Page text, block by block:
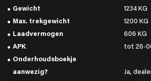
Gewicht
1234 KG
Max. trekgewicht
1200 KG
Laadvermogen
606 KG
APK
tot 26-
Onderhoudsboekje
aanwezig?
Ja,